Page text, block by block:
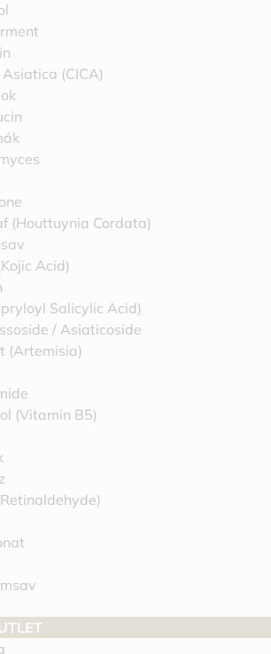
(CICA)
(Houttuynia Cordata)
Acid)
Salicylic Acid)
/ Asiaticoside
(Artemisia)
(Vitamin B5)